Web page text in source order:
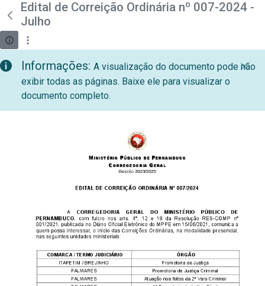
Pular para o Conteúdo principal
teste descricao
Edital de Correição Ordinária nº 007-2024 -
Julho
Informações: A visualização do documento pode não
exibir todas as páginas. Baixe ele para visualizar o
documento completo.